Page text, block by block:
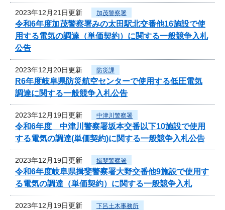
2023年12月21日更新 加茂警察署
令和6年度加茂警察署みの太田駅北交番他16施設で使
用する電気の調達（単価契約）に関する一般競争入札
公告
2023年12月20日更新 防災課
R6年度岐阜県防災航空センターで使用する低圧電気
調達に関する一般競争入札公告
2023年12月19日更新 中津川警察署
令和6年度 中津川警察署坂本交番以下10施設で使用
する電気の調達(単価契約)に関する一般競争入札公告
2023年12月19日更新 揖斐警察署
令和6年度岐阜県揖斐警察署大野交番他9施設で使用す
る電気の調達（単価契約）に関する一般競争入札
2023年12月19日更新 下呂土木事務所